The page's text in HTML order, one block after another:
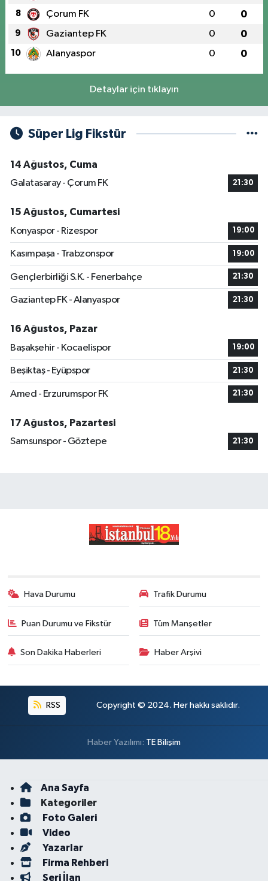
8 Çorum FK 0 0
9 Gaziantep FK 0 0
10 Alanyaspor 0 0
Detaylar için tıklayın
Süper Lig Fikstür
14 Ağustos, Cuma
Galatasaray - Çorum FK
21:30
15 Ağustos, Cumartesi
Konyaspor - Rizespor
19:00
Kasımpaşa - Trabzonspor 19:00
Gençlerbirliği S.K. - Fenerbahçe 21:30
Gaziantep FK - Alanyaspor 21:30
16 Ağustos, Pazar
Başakşehir - Kocaelispor
19:00
Beşiktaş - Eyüpspor 21:30
Amed - Erzurumspor FK 21:30
17 Ağustos, Pazartesi
Samsunspor - Göztepe
21:30
Hava Durumu Trafik Durumu
Puan Durumu ve Fikstür Tüm Manşetler
Son Dakika Haberleri Haber Arşivi
RSS Copyright © 2024. Her hakkı saklıdır.
Haber Yazılımı: TE Bilişim
Ana Sayfa
Kategoriler
Foto Galeri
Video
Yazarlar
Firma Rehberi
Seri İlan